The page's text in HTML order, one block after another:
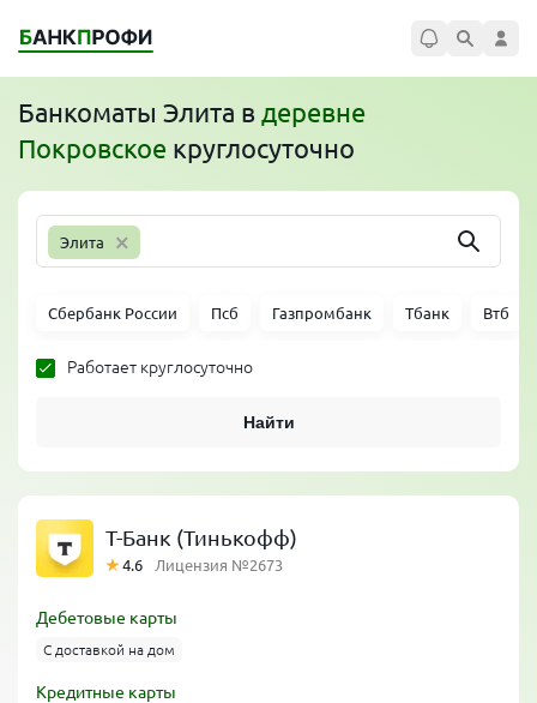
Банкоматы Элита в деревне
Покровское круглосуточно
Элита ×
Сбербанк России Псб Газпромбанк Тбанк Втб
Работает круглосуточно
Найти
Т-Банк (Тинькофф)
4.6 Лицензия №2673
Дебетовые карты
С доставкой на дом
Кредитные карты